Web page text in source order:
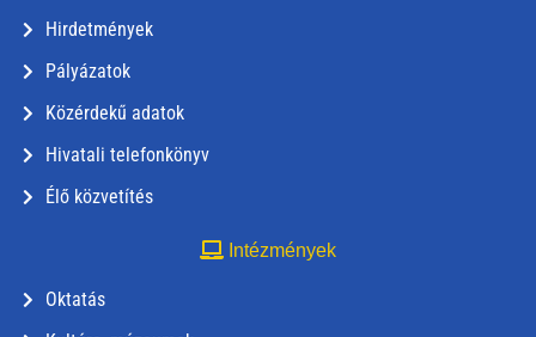
Hirdetmények
Pályázatok
Közérdekű adatok
Hivatali telefonkönyv
Élő közvetítés
Intézmények
Oktatás